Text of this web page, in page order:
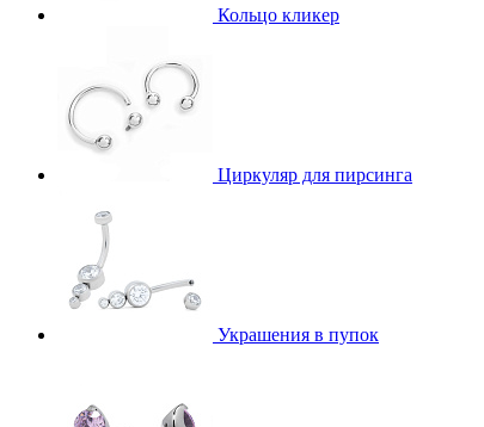
Кольцо кликер
Циркуляр для пирсинга
Украшения в пупок